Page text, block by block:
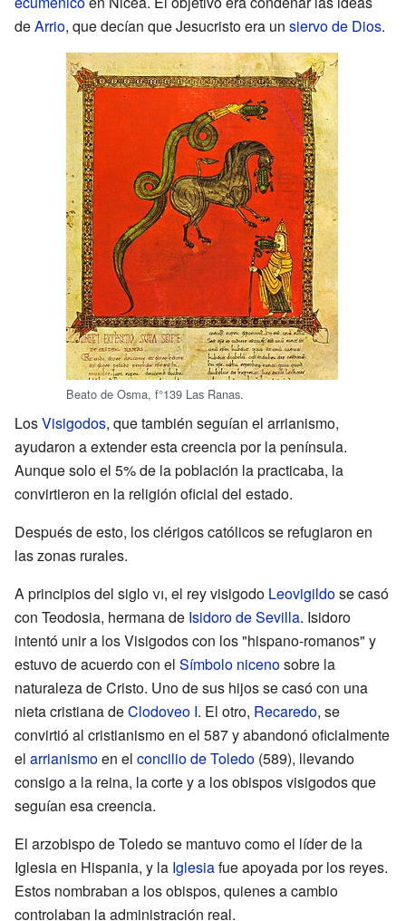
deArrio, que decían que Jesucristo era un siervo de Dios.
Beato de Osma, f°139 Las Ranas.
LosVisigodos, que también seguían el arrianismo,
ayudaron a extender esta creencia por la península.
Aunque solo el 5% de la población la practicaba, la
convirtieron en la religión oficial del estado.
Después de esto, los clérigos católicos se refugiaron en
las zonas rurales.
A principios del siglovi, el rey visigodo Leovigildose casó
con Teodosia, hermana de Isidoro de Sevilla. Isidoro
intentó unir a los Visigodos con los "hispano-romanos" y
estuvo de acuerdo con el Símbolo nicenosobre la
naturaleza de Cristo. Uno de sus hijos se casó con una
nieta cristiana deClodoveo I. El otro, Recaredo, se
convirtió al cristianismo en el 587 y abandonó oficialmente
el arrianismoen el concilio de Toledo (589), llevando
consigo a la reina, la corte y a los obispos visigodos que
seguían esa creencia.
El arzobispo de Toledo se mantuvo como el líder de la
Iglesia en Hispania, y la Iglesiafue apoyada por los reyes.
Estos nombraban a los obispos, quienes a cambio
controlaban la administración real.